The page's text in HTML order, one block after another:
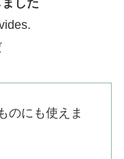
した
のにも使えま